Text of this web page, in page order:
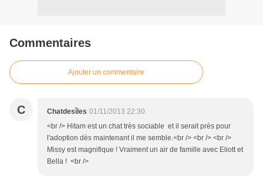
Commentaires
Ajouter un commentaire
C Chatdesîles 01/11/2013 22:30
<br /> Hitam est un chat très sociable et il serait près pour
l'adoption dès maintenant il me semble.<br /> <br /> <br />
Missy est magnifique ! Vraiment un air de famille avec Eliott et
Bella ! <br />